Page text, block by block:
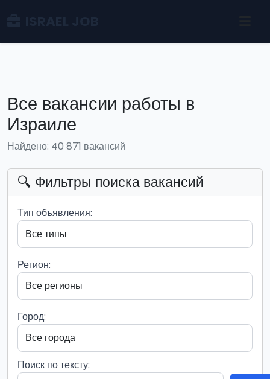
Все вакансии работы в
Израиле
Найдено: 40 871 вакансий
🔍 Фильтры поиска вакансий
Тип объявления:
Регион:
Город:
Поиск по тексту: